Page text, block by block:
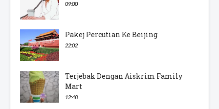
09:00
Pakej Percutian Ke Beijing
22:02
Terjebak Dengan Aiskrim Family
Mart
12:48